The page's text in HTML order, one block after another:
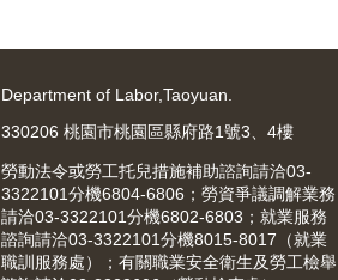
Department of Labor,Taoyuan.
330206 桃園市桃園區縣府路1號3、4樓
勞動法令或勞工托兒措施補助諮詢請洽03-
3322101分機6804-6806；勞資爭議調解業務
請洽03-3322101分機6802-6803；就業服務
諮詢請洽03-3322101分機8015-8017（就業
職訓服務處）；有關職業安全衛生及勞工檢舉